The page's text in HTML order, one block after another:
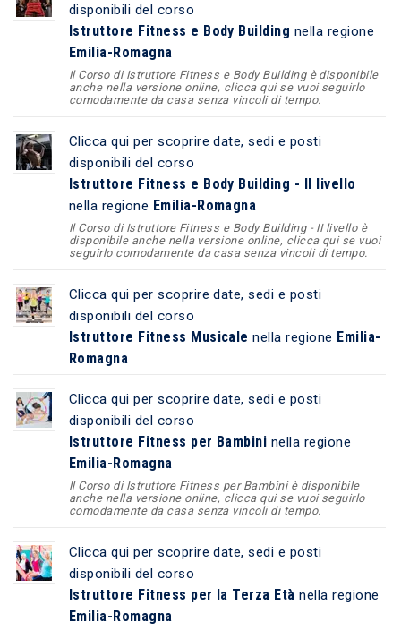
disponibili del corso
Istruttore Fitness e Body Building nella regione
Emilia-Romagna
Il Corso di Istruttore Fitness e Body Building è disponibile
anche nella versione online, clicca qui se vuoi seguirlo
comodamente da casa senza vincoli di tempo.
Clicca qui per scoprire date, sedi e posti
disponibili del corso
Istruttore Fitness e Body Building - II livello
nella regione Emilia-Romagna
Il Corso di Istruttore Fitness e Body Building - II livello è
disponibile anche nella versione online, clicca qui se vuoi
seguirlo comodamente da casa senza vincoli di tempo.
Clicca qui per scoprire date, sedi e posti
disponibili del corso
Istruttore Fitness Musicale nella regione Emilia-
Romagna
Clicca qui per scoprire date, sedi e posti
disponibili del corso
Istruttore Fitness per Bambini nella regione
Emilia-Romagna
Il Corso di Istruttore Fitness per Bambini è disponibile
anche nella versione online, clicca qui se vuoi seguirlo
comodamente da casa senza vincoli di tempo.
Clicca qui per scoprire date, sedi e posti
disponibili del corso
Istruttore Fitness per la Terza Età nella regione
Emilia-Romagna